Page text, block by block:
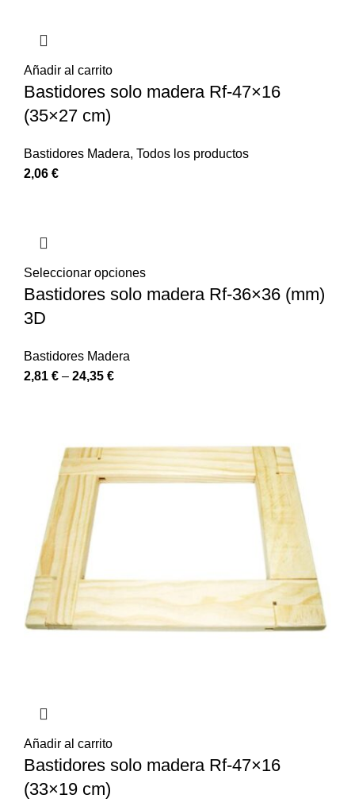
Añadir al carrito
Bastidores solo madera Rf-47×16
(35×27 cm)
Bastidores Madera, Todos los productos
2,06 €
Seleccionar opciones
Bastidores solo madera Rf-36×36 (mm)
3D
Bastidores Madera
2,81 € – 24,35 €
Añadir al carrito
Bastidores solo madera Rf-47×16
(33×19 cm)